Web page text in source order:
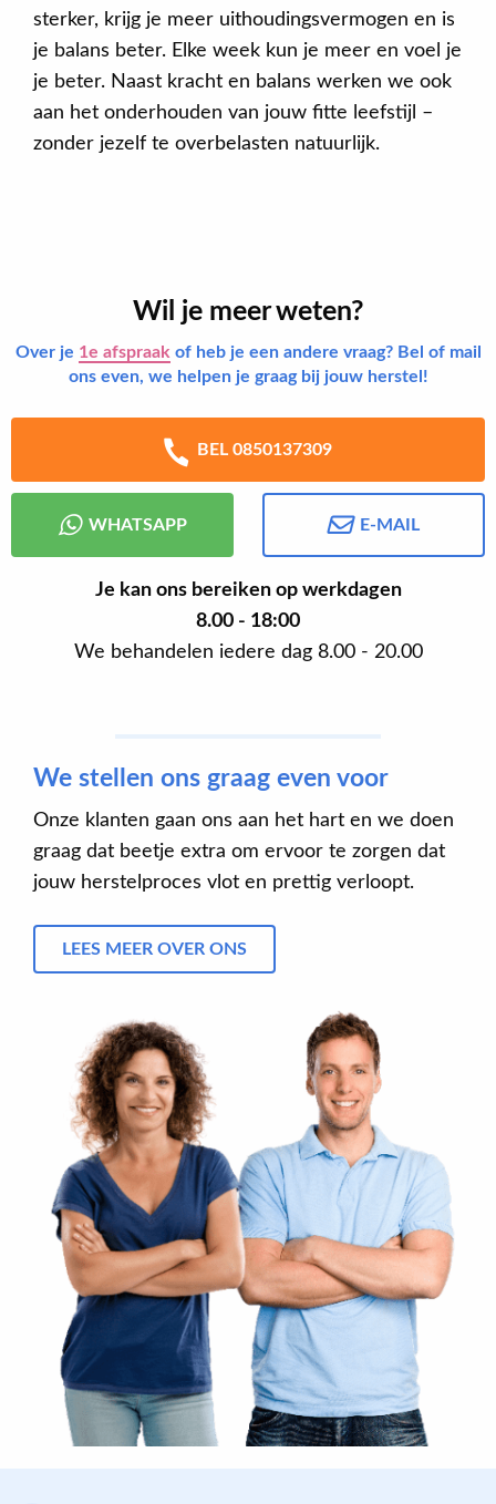
sterker, krijg je meer uithoudingsvermogen en is
je balans beter. Elke week kun je meer en voel je
je beter. Naast kracht en balans werken we ook
aan het onderhouden van jouw fitte leefstijl –
zonder jezelf te overbelasten natuurlijk.
Wil je meer weten?
Over je 1e afspraak of heb je een andere vraag? Bel of mail
ons even, we helpen je graag bij jouw herstel!
BEL 0850137309
WHATSAPP E-MAIL
Je kan ons bereiken op werkdagen
8.00 - 18:00
We behandelen iedere dag 8.00 - 20.00
We stellen ons graag even voor
Onze klanten gaan ons aan het hart en we doen
graag dat beetje extra om ervoor te zorgen dat
jouw herstelproces vlot en prettig verloopt.
LEES MEER OVER ONS